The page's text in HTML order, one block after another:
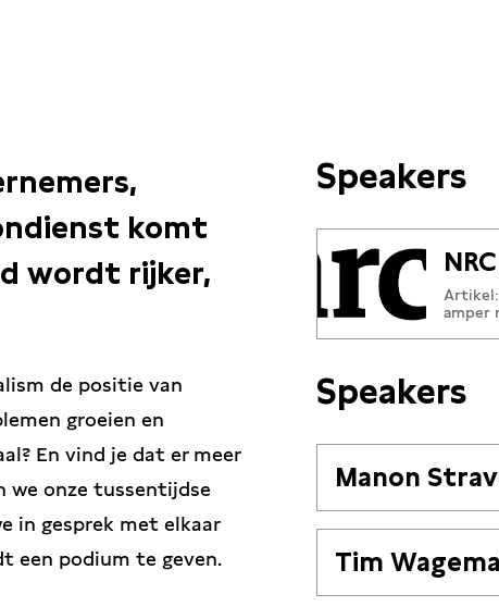
komt
wordt rijker,
de positie van
groeien en
En vind je dat er meer
we onze tussentijdse
in gesprek met elkaar
een podium te geven.
Speakers
amper
Speakers
Manon
Tim